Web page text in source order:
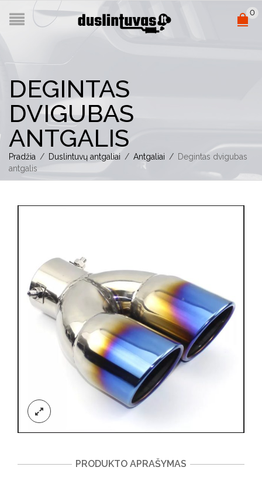
0
DEGINTAS
DVIGUBAS
ANTGALIS
Pradžia / Duslintuvų antgaliai / Antgaliai / Degintas dvigubas
antgalis
PRODUKTO APRAŠYMAS